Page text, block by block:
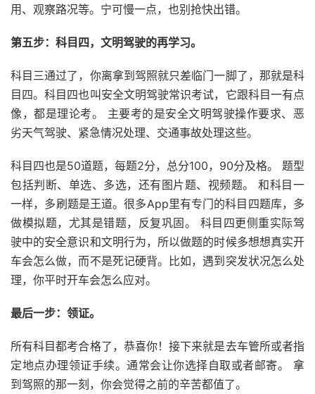
用、观察路况等。宁可慢一点，也别抢快出错。
第五步：科目四，文明驾驶的再学习。
科目三通过了，你离拿到驾照就只差临门一脚了，那就是科
目四。科目四也叫安全文明驾驶常识考试，它跟科目一有点
像，都是理论考。 主要考的是安全文明驾驶操作要求、恶
劣天气驾驶、紧急情况处理、交通事故处理这些。
科目四也是50道题，每题2分，总分100，90分及格。 题型
包括判断、单选、多选，还有图片题、视频题。 和科目一
一样，多刷题是王道。很多App里有专门的科目四题库，多
做模拟题，尤其是错题，反复巩固。 科目四更侧重实际驾
驶中的安全意识和文明行为，所以做题的时候多想想真实开
车会怎么做，而不是死记硬背。比如，遇到突发状况怎么处
理，你平时开车会怎么应对。
最后一步：领证。
所有科目都考合格了，恭喜你！接下来就是去车管所或者指
定地点办理领证手续。通常会让你选择自取或者邮寄。 拿
到驾照的那一刻，你会觉得之前的辛苦都值了。